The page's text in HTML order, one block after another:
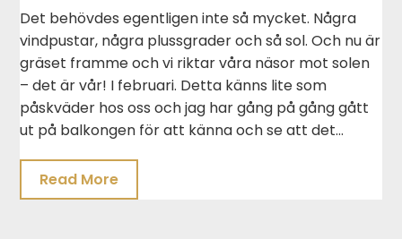
Det behövdes egentligen inte så mycket. Några
vindpustar, några plussgrader och så sol. Och nu är
gräset framme och vi riktar våra näsor mot solen
– det är vår! I februari. Detta känns lite som
påskväder hos oss och jag har gång på gång gått
ut på balkongen för att känna och se att det…
Read More